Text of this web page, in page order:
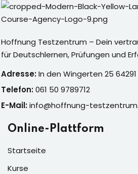
Hoffnung Testzentrum – Dein
für Deutschlernen, Prüfungen und
Adresse:In den Wingerten 25
Telefon:061 50 9789712
E-Mail:info@hoffnung-
Online-Plattform
Startseite
Kurse